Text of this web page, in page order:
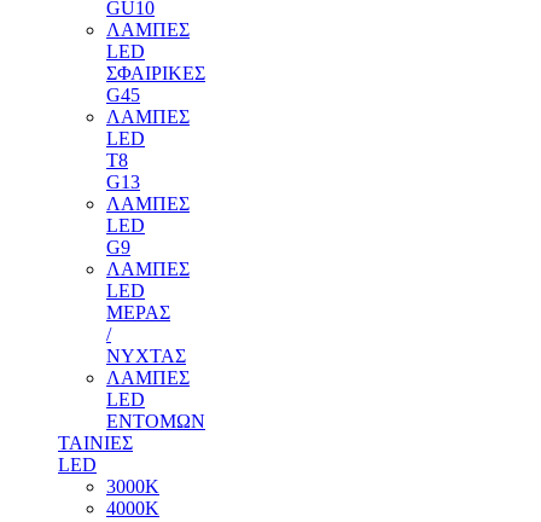
GU10
ΛΑΜΠΕΣ
LED
ΣΦΑΙΡΙΚΕΣ
G45
ΛΑΜΠΕΣ
LED
T8
G13
ΛΑΜΠΕΣ
LED
G9
ΛΑΜΠΕΣ
LED
ΜΕΡΑΣ
/
ΝΥΧΤΑΣ
ΛΑΜΠΕΣ
LED
ΕΝΤΟΜΩΝ
ΤΑΙΝΙΕΣ
LED
3000Κ
4000Κ